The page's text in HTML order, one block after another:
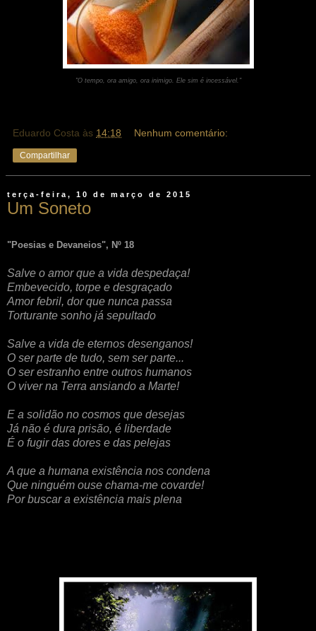
"O tempo, ora amigo, ora inimigo. Ele sim é incessável."
Eduardo Costa às 14:18 Nenhum comentário:
Compartilhar
terça-feira, 10 de março de 2015
Um Soneto
"Poesias e Devaneios", Nº 18
Salve o amor que a vida despedaça!
Embevecido, torpe e desgraçado
Amor febril, dor que nunca passa
Torturante sonho já sepultado
Salve a vida de eternos desenganos!
O ser parte de tudo, sem ser parte...
O ser estranho entre outros humanos
O viver na Terra ansiando a Marte!
E a solidão no cosmos que desejas
Já não é dura prisão, é liberdade
É o fugir das dores e das pelejas
A que a humana existência nos condena
Que ninguém ouse chama-me covarde!
Por buscar a existência mais plena